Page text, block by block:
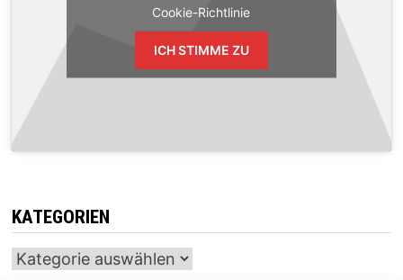
Cookie-Richtlinie
ICH STIMME ZU
KATEGORIEN
Kategorien